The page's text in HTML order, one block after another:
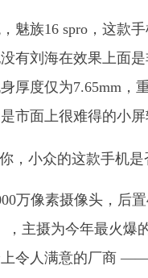
魅族16 spro，这款
有刘海在效果上面
厚度仅为7.65mm，
市面上很难得的小屏
万像素摄像头，后
，主摄为今年最火爆
上令人满意的厂商